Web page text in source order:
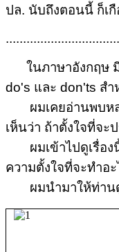
ปล. นับถึงตอนนี้ ก็เ
ในภาษาอังกฤษ
do's และ don'ts ส
ผมเคยอ่านพบหลา
เห็นว่า ถ้าตั้งใจที่จะ
ผมเข้าไปดูเรื่อง
ความตั้งใจที่จะทำอ
ผมนำมาให้ท่านดูเ